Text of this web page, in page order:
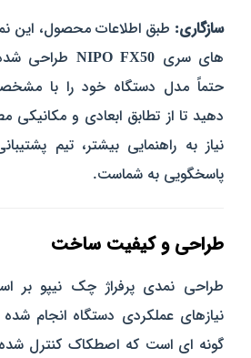
سازگاری: طبق اطلاعات محصول،
های سری NIPO FX50 طراحی
حتماً مدل دستگاه خود را با
دهید تا از تطابق ابعادی و
نیاز به راهنمایی بیشتر، تیم
پاسخگویی به شماست.
طراحی و کیفیت ساخت
طراحی نمدی پرفراژ چک نیپو بر
نیازهای عملکردی دستگاه انجام
گونه‌ ای است که اصطکاک کنترل‌